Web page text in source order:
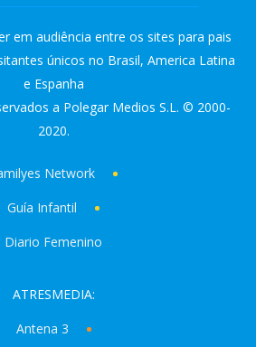
em audiência entre os sites para pais
únicos no Brasil, America Latina
e Espanha
a Polegar Medios S.L. © 2000-
2020.
Network
Guía Infantil
Diario Femenino
ATRESMEDIA:
Antena 3